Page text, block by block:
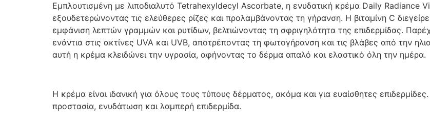
Εμπλουτισμένη με λιποδιαλυτό Tetrahexyldecyl Ascorbate, η ενυδατική κρέμα Daily Radiance
εξουδετερώνοντας τις ελεύθερες ρίζες και προλαμβάνοντας τη γήρανση. Η βιταμίνη C
εμφάνιση λεπτών γραμμών και ρυτίδων, βελτιώνοντας τη σφριγηλότητα της επιδερμίδας.
ενάντια στις ακτίνες UVA και UVB, αποτρέποντας τη φωτογήρανση και τις βλάβες από την
αυτή η κρέμα κλειδώνει την υγρασία, αφήνοντας το δέρμα απαλό και ελαστικό όλη την ημέρα.
Η κρέμα είναι ιδανική για όλους τους τύπους δέρματος, ακόμα και για ευαίσθητες
προστασία, ενυδάτωση και λαμπερή επιδερμίδα.